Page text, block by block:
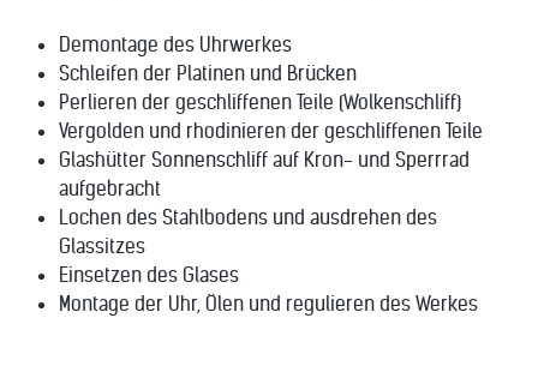
Demontage des Uhrwerkes
Schleifen der Platinen und Brücken
Perlieren der geschliffenen Teile (Wolkenschliff)
Vergolden und rhodinieren der geschliffenen Teile
Glashütter Sonnenschliff auf Kron- und Sperrrad
aufgebracht
Lochen des Stahlbodens und ausdrehen des
Glassitzes
Einsetzen des Glases
Montage der Uhr, Ölen und regulieren des Werkes